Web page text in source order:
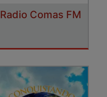
Radio Comas FM